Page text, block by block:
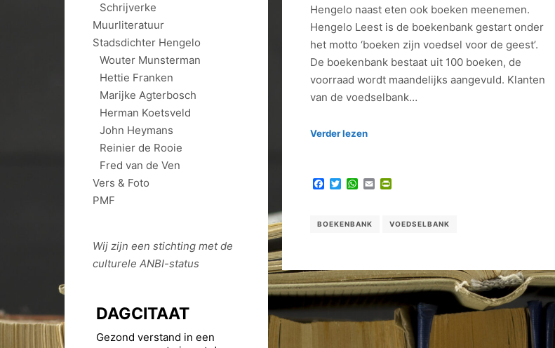
Hengelo naast eten ook boeken meenemen.
Hengelo Leest is de boekenbank gestart onder
het motto ‘boeken zijn voedsel voor de geest’.
De boekenbank bestaat uit 100 boeken, de
voorraad wordt maandelijks aangevuld. Klanten
van de voedselbank…
Verder lezen
Facebook
TwitterWhatsApp
Email
BOEKENBANK VOEDSELBANK
Schrijverke
Muurliteratuur
Stadsdichter Hengelo
Wouter Munsterman
Hettie Franken
Marijke Agterbosch
Herman Koetsveld
John Heymans
Reinier de Rooie
Fred van de Ven
Vers & Foto
PMF
Wij zijn een stichting met de
culturele ANBI-status
DAGCITAAT
Gezond verstand in een